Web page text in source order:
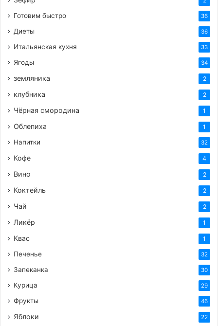
Готовим быстро 36
Диеты 36
Итальянская кухня 33
Ягоды 34
земляника 2
клубника 2
Чёрная смородина 1
Облепиха 1
Напитки 32
Кофе 4
Вино 2
Коктейль 2
Чай 2
Ликёр 1
Квас 1
Печенье 32
Запеканка 30
Курица 29
Фрукты 46
Яблоки 22